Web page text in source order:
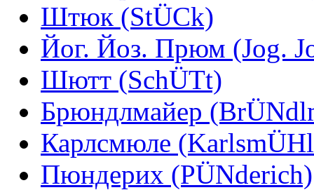
Штюк (StÜCk)
Йог. Йоз. Прюм (Jog.
Шютт (SchÜTt)
Брюндлмайер
Карлсмюле
Пюндерих (PÜNderich)